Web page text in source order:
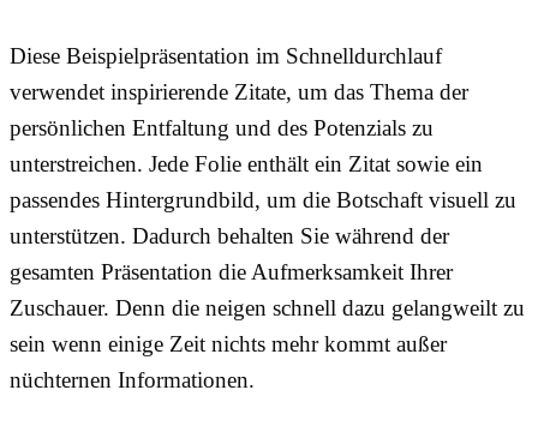
Diese Beispielpräsentation im Schnelldurchlauf
verwendet inspirierende Zitate, um das Thema der
persönlichen Entfaltung und des Potenzials zu
unterstreichen. Jede Folie enthält ein Zitat sowie ein
passendes Hintergrundbild, um die Botschaft visuell zu
unterstützen. Dadurch behalten Sie während der
gesamten Präsentation die Aufmerksamkeit Ihrer
Zuschauer. Denn die neigen schnell dazu gelangweilt zu
sein wenn einige Zeit nichts mehr kommt außer
nüchternen Informationen.